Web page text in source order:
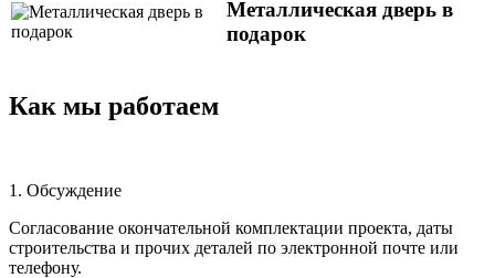
Металлическая дверь в
подарок
Как мы работаем
1. Обсуждение
Согласование окончательной комплектации проекта, даты
строительства и прочих деталей по электронной почте или
телефону.